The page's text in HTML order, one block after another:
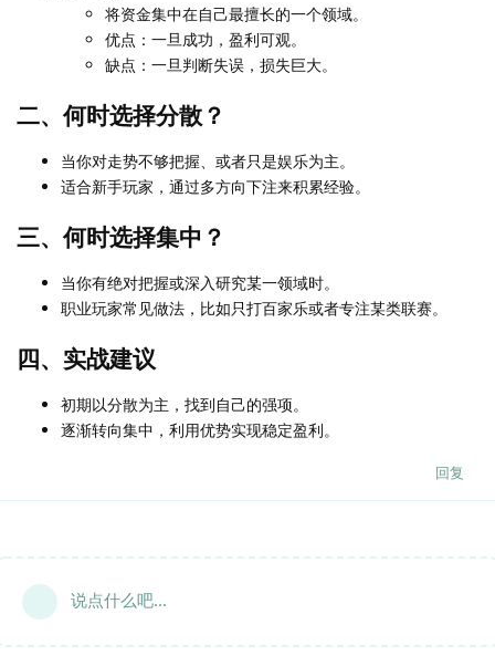
将资金集中在自己最擅长的一个领域。
优点：一旦成功，盈利可观。
缺点：一旦判断失误，损失巨大。
二、何时选择分散？
当你对走势不够把握、或者只是娱乐为主。
适合新手玩家，通过多方向下注来积累经验。
三、何时选择集中？
当你有绝对把握或深入研究某一领域时。
职业玩家常见做法，比如只打百家乐或者专注某类联赛。
四、实战建议
初期以分散为主，找到自己的强项。
逐渐转向集中，利用优势实现稳定盈利。
回复
说点什么吧...